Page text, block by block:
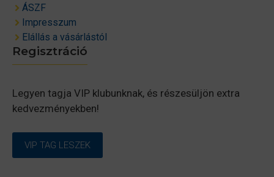
ÁSZF
Impresszum
Elállás a vásárlástól
Regisztráció
Legyen tagja VIP klubunknak, és részesüljön extra
kedvezményekben!
VIP TAG LESZEK